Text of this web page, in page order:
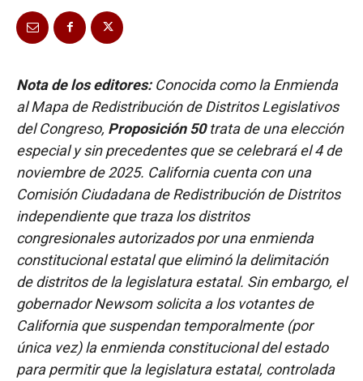
Nota de los editores:Conocida como la Enmienda
al Mapa de Redistribución de Distritos Legislativos
del Congreso, Proposición 50trata de una elección
especial y sin precedentes que se celebrará el 4 de
noviembre de 2025. California cuenta con una
Comisión Ciudadana de Redistribución de Distritos
independiente que traza los distritos
congresionales autorizados por una enmienda
constitucional estatal que eliminó la delimitación
de distritos de la legislatura estatal. Sin embargo, el
gobernador Newsom solicita a los votantes de
California que suspendan temporalmente (por
única vez) la enmienda constitucional del estado
para permitir que la legislatura estatal, controlada